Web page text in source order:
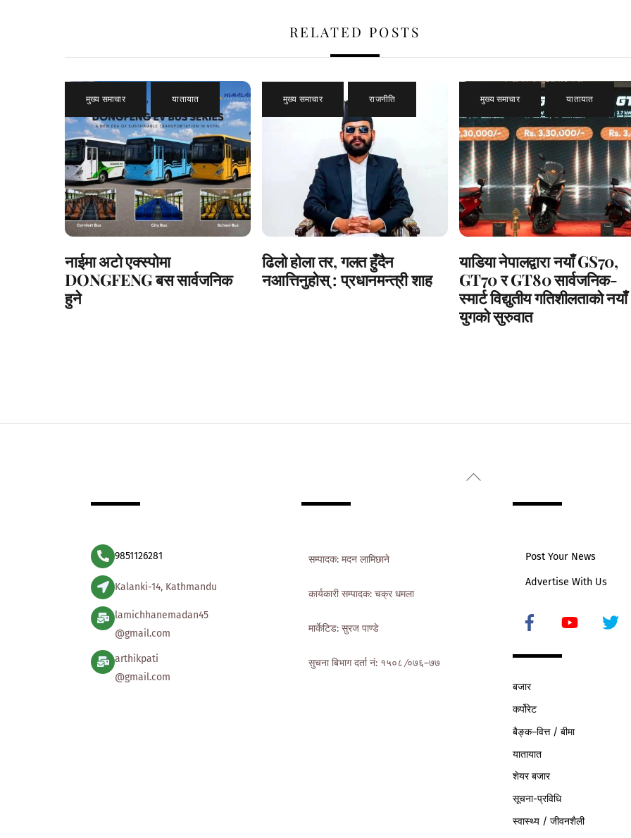
RELATED POSTS
मुख्य समाचार , यातायात
नाईमा अटो एक्स्पोमा
DONGFENG बस सार्वजनिक
हुने
मुख्य समाचार , राजनीति
ढिलो होला तर, गलत हुँदैन
नआत्तिनुहोस् : प्रधानमन्त्री शाह
मुख्य समाचार , यातायात
याडिया नेपालद्वारा नयाँ GS70,
GT70 र GT80 सार्वजनिक-
स्मार्ट विद्युतीय गतिशीलताको नयाँ
युगको सुरुवात
Back
9851126281
Kalanki-14, Kathmandu
lamichhanemadan45
@gmail.com
arthikpati
@gmail.com
सम्पादक: मदन लामिछाने
कार्यकारी सम्पादक: चक्र धमला
मार्केटिड: सुरज पाण्डे
सुचना बिभाग दर्ता नं: १५०८ ∕०७६–७७
Post Your News
Advertise With Us
Icon
बजार
कर्पोरेट
बैङ्क–वित्त / बीमा
यातायात
शेयर बजार
सूचना-प्रविधि
स्वास्थ्य / जीवनशैली